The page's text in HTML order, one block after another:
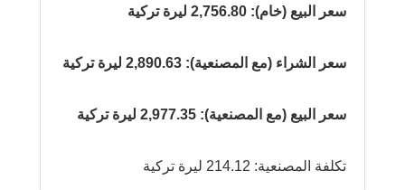
سعر البيع (خام): 2,756.80 ليرة تركية
سعر الشراء (مع المصنعية): 2,890.63 ليرة تركية
سعر البيع (مع المصنعية): 2,977.35 ليرة تركية
تكلفة المصنعية: 214.12 ليرة تركية